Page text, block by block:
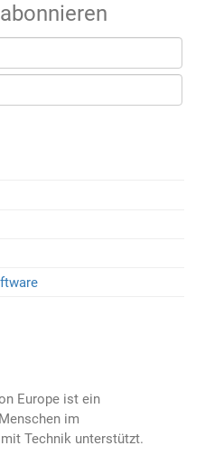
Europe ist ein
im
Technik unterstützt.